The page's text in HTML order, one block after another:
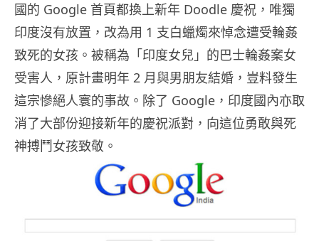
國的 Google 首頁都換上新年 Doodle 慶祝，唯獨
印度沒有放置，改為用 1 支白蠟燭來悼念遭受輪姦
致死的女孩。被稱為「印度女兒」的巴士輪姦案女
受害人，原計畫明年 2 月與男朋友結婚，豈料發生
這宗慘絕人寰的事故。除了 Google，印度國內亦取
消了大部份迎接新年的慶祝派對，向這位勇敢與死
神搏鬥女孩致敬。